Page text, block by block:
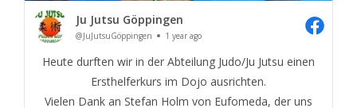
Ju Jutsu Göppingen
@JuJutsuGöppingen 1 year ago
Heute durften wir in der Abteilung Judo/Ju Jutsu einen
Ersthelferkurs im Dojo ausrichten.
Vielen Dank an Stefan Holm von Eufomeda, der uns